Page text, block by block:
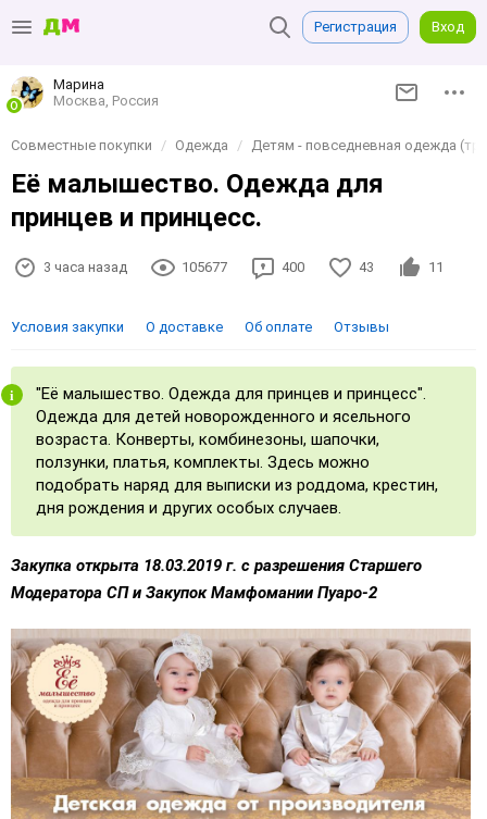
Регистрация Вход
Марина
Москва, Россия
Совместные покупки Одежда Детям - повседневная одежда
Её малышество. Одежда для
принцев и принцесс.
3 часа назад 105677 400 43 11
Условия закупки О доставке Об оплате Отзывы
"Её малышество. Одежда для принцев и принцесс".
Одежда для детей новорожденного и ясельного
возраста. Конверты, комбинезоны, шапочки,
ползунки, платья, комплекты. Здесь можно
подобрать наряд для выписки из роддома, крестин,
дня рождения и других особых случаев.
Закупка открыта 18.03.2019 г. с разрешения Старшего
Модератора СП и Закупок Мамфомании Пуаро-2